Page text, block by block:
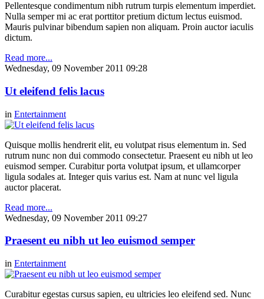
Pellentesque condimentum nibh rutrum turpis elementum imperdiet.
Nulla semper mi ac erat porttitor pretium dictum lectus euismod.
Mauris pulvinar bibendum sapien non aliquam. Proin auctor iaculis
dictum.
Read more...
Wednesday, 09 November 2011 09:28
Ut eleifend felis lacus
in Entertainment
Quisque mollis hendrerit elit, eu volutpat risus elementum in. Sed
rutrum nunc non dui commodo consectetur. Praesent eu nibh ut leo
euismod semper. Curabitur porta volutpat ipsum, et ullamcorper
ligula sodales at. Integer quis varius est. Nam at nunc vel ligula
auctor placerat.
Read more...
Wednesday, 09 November 2011 09:27
Praesent eu nibh ut leo euismod semper
in Entertainment
Curabitur egestas cursus sapien, eu ultricies leo eleifend sed. Nunc